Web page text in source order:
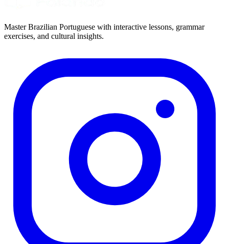
Master Brazilian Portuguese with interactive lessons, grammar
exercises, and cultural insights.